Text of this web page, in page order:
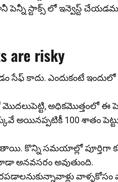
పెన్నీ స్టాక్స్ లో ఇన్వెస్ట్
are risky
సేఫ్ కాదు. ఎందుకంటే
మొదలుపెట్టి, అధికమొత్తంలో ఈ
అయినప్పటికీ 100 శాతం
కొన్ని సమయాల్లో
అనవసరం అవుతుంది.
వాళ్ళకోసం